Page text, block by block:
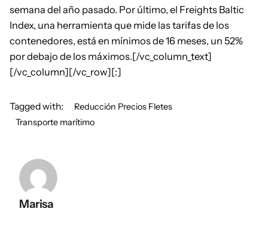
semana del año pasado. Por último, el Freights Baltic
Index, una herramienta que mide las tarifas de los
contenedores, está en mínimos de 16 meses, un 52%
por debajo de los máximos.[/vc_column_text]
[/vc_column][/vc_row][:]
Tagged with:
Reducción Precios Fletes
Transporte marítimo
Marisa